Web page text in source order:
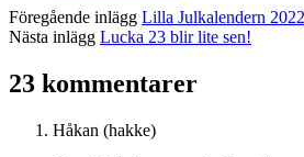
Föregående inlägg Lilla Julkalendern
Nästa inlägg Lucka 23 blir lite sen!
23 kommentarer
Håkan (hakke)